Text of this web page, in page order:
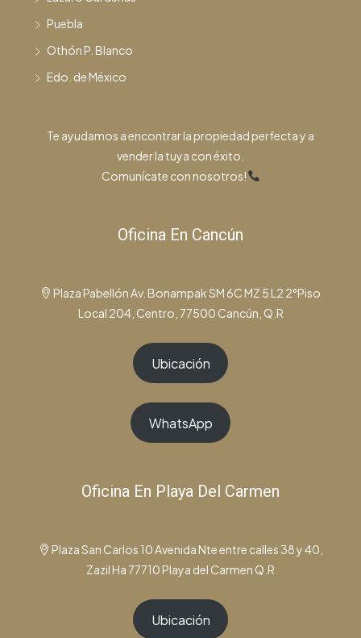
Puebla
Othón P. Blanco
Edo. de México
Te ayudamos a encontrar la propiedad perfecta y a
vender la tuya con éxito.
Comunícate con nosotros!
Oficina En Cancún
Plaza Pabellón Av. Bonampak SM 6C MZ 5 L2 2°Piso
Local 204, Centro, 77500 Cancún, Q.R
Ubicación
WhatsApp
Oficina En Playa Del Carmen
Plaza San Carlos 10 Avenida Nte entre calles 38 y 40,
Zazil Ha 77710 Playa del Carmen Q.R
Ubicación